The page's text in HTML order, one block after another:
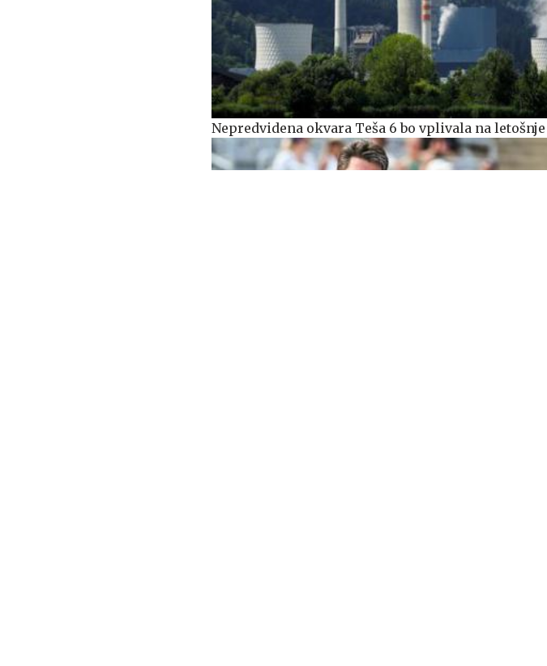
Nepredvidena okvara Teša 6 bo vplivala na